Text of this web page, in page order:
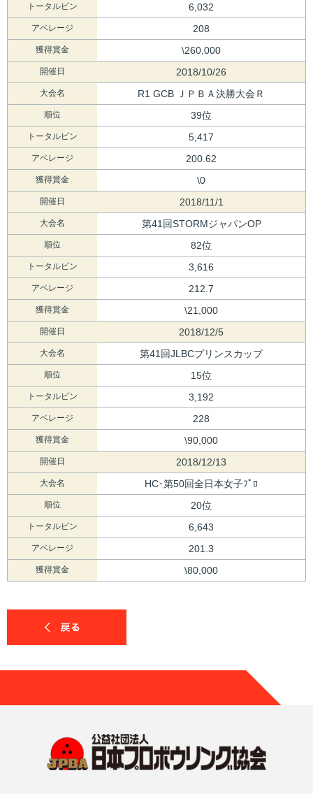
トータルピン 6,032
アベレージ 208
獲得賞金 \260,000
開催日 2018/10/26
大会名 R1 GCB ＪＰＢＡ決勝大会Ｒ
順位 39位
トータルピン 5,417
アベレージ 200.62
獲得賞金 \0
開催日 2018/11/1
大会名 第41回STORMジャパンOP
順位 82位
トータルピン 3,616
アベレージ 212.7
獲得賞金 \21,000
開催日 2018/12/5
大会名 第41回JLBCプリンスカップ
順位 15位
トータルピン 3,192
アベレージ 228
獲得賞金 \90,000
開催日 2018/12/13
大会名 HC･第50回全日本女子ﾌﾟﾛ
順位 20位
トータルピン 6,643
アベレージ 201.3
獲得賞金 \80,000